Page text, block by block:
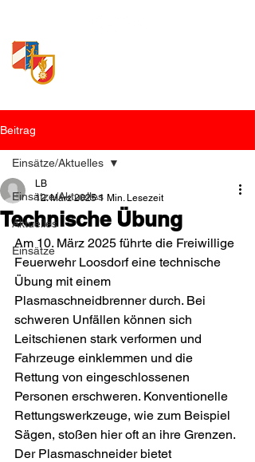
Beitrag
Einsätze/Aktuelles
Aktuelles
Einsätze
Einsätze/Aktuelles
Technische Übung
LB
12. März 2025 1 Min. Lesezeit
Am 10. März 2025 führte die Freiwillige
Feuerwehr Loosdorf eine technische
Übung mit einem
Plasmaschneidbrenner durch. Bei
schweren Unfällen können sich
Leitschienen stark verformen und
Fahrzeuge einklemmen und die
Rettung von eingeschlossenen
Personen erschweren. Konventionelle
Rettungswerkzeuge, wie zum Beispiel
Sägen, stoßen hier oft an ihre Grenzen.
Der Plasmaschneider bietet